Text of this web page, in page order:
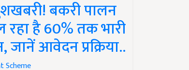
बकरी पालन
रहा है 60% तक भारी
जानें आवेदन प्रक्रिया..
Scheme